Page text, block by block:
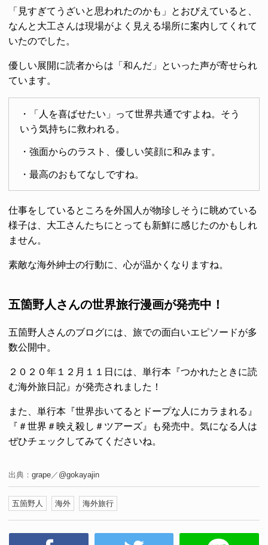
「見すぎてうざいと思われたのかも」とおびえていると、
なんと大工さんは現場がよく見える場所に案内してくれて
いたのでした。
優しい展開に読者からは「和んだ」といった声が寄せられ
ています。
・「人を喜ばせたい」って世界共通ですよね。そう
いう気持ちに救われる。
・強面からのラスト、優しい笑顔に和みます。
・最高のおもてなしですね。
仕事をしているところを外国人が物珍しそうに眺めている
様子は、大工さんたちにとっても新鮮に感じたのかもしれ
ません。
素敵な海外紳士の行動に、心が温かくなりますね。
五箇野人さんの世界旅行漫画が発売中！
五箇野人さんのブログには、旅での面白いエピソードが多
数公開中。
２０２０年１２月１１日には、単行本『つかれたときに読
む海外旅日記』が発売されました！
また、単行本『世界歩いてるとドープな人にカラまれる』
『＃世界＃映え殺し＃ツアーズ』も発売中。気になる人は
ぜひチェックしてみてくださいね。
出典： grape ／ @gokayajin
五箇野人 海外 海外旅行